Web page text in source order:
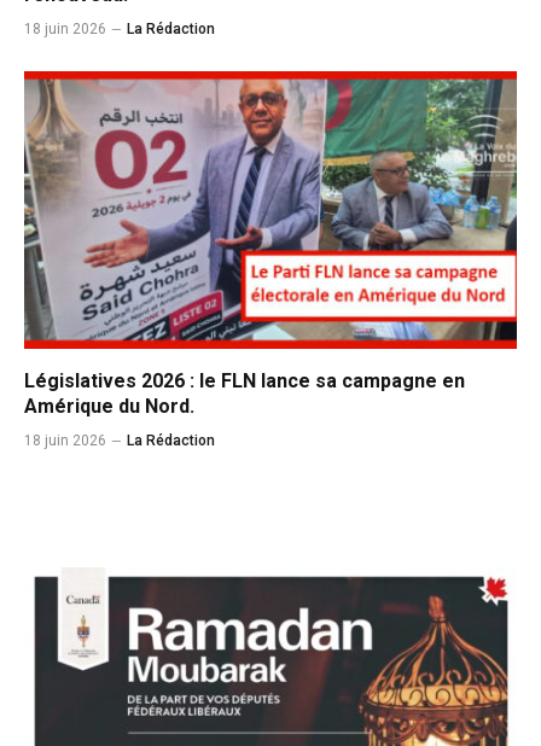
18 juin 2026 La Rédaction
Législatives 2026 : le FLN lance sa campagne en
Amérique du Nord.
18 juin 2026 La Rédaction